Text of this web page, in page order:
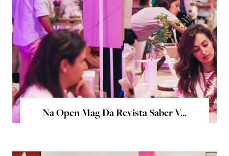
Na Open Mag Da Revista Saber V...